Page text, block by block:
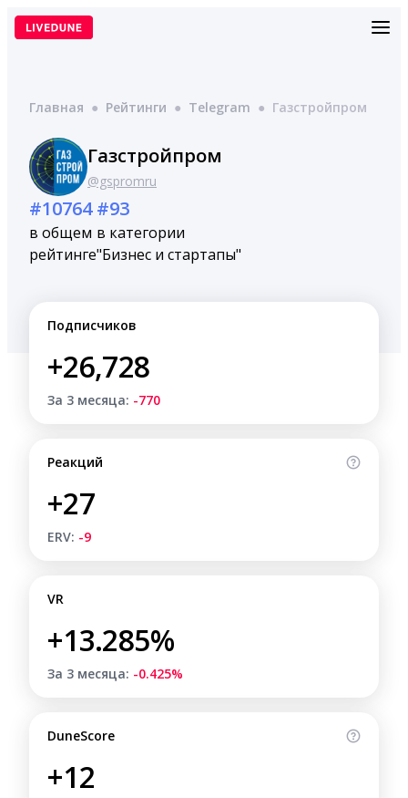
Перейти
Главная ● Рейтинги ● Telegram ● Газстройпром
Газстройпром
@gspromru
#10764
в общем
рейтинге
#93
в категории
"Бизнес и стартапы"
Подписчиков
+26,728
За 3 месяца: -770
Реакций
+27
ERV: -9
VR
+13.285%
За 3 месяца: -0.425%
DuneScore
+12